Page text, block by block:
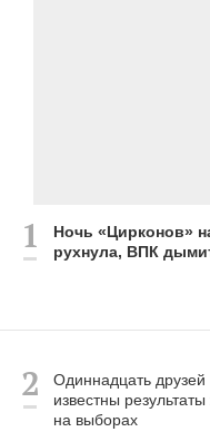
Ночь «Цирконов»
рухнула, ВПК
Одиннадцать друзей
известны
на выборах